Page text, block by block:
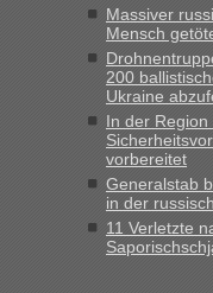
Berichte und
Grenzübergang
schnellsten?
„Wir sind mit unserem
15.6. in Krakovets
Früh. Mit sehr sehr
8 PKW vor der
inBerichte und
Grenzübergang
Massiver
Mensch
200
Ukraine
In der
vorbereitet
Generalstab
in der
11 Verletzte